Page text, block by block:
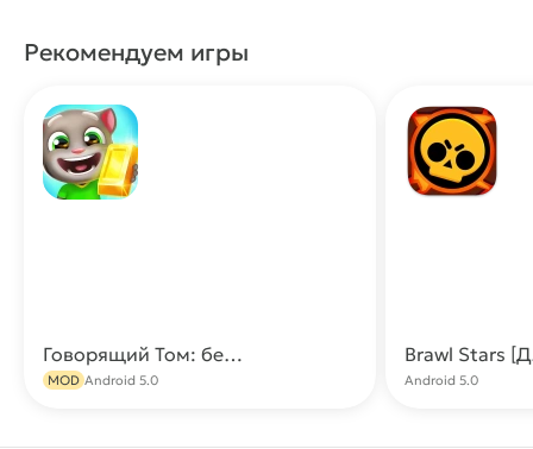
Рекомендуем игры
Говорящий Том: бег за золотом МОД (Много денег)
MOD Android 5.0 Android 5.0